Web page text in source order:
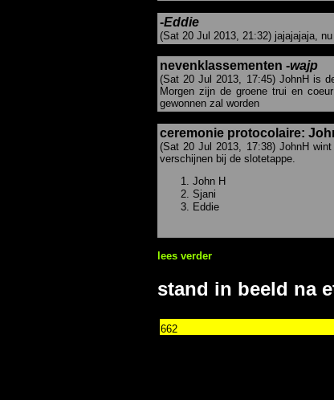
-Eddie
(Sat 20 Jul 2013, 21:32) jajajajaja,
nevenklassementen -wajp
(Sat 20 Jul 2013, 17:45) JohnH is
Morgen zijn de groene trui en
gewonnen zal worden
ceremonie protocolaire:
(Sat 20 Jul 2013, 17:38) JohnH
verschijnen bij de slotetappe.
John H
Sjani
Eddie
lees verder
stand in beeld na
662